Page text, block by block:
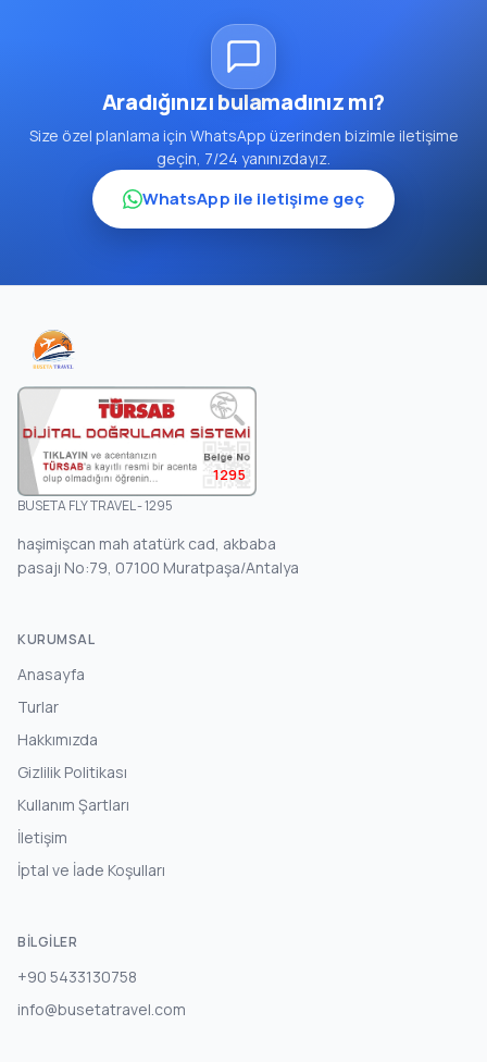
Aradığınızı bulamadınız mı?
Size özel planlama için WhatsApp üzerinden bizimle iletişime
geçin, 7/24 yanınızdayız.
WhatsApp ile iletişime geç
1295
BUSETA FLY TRAVEL - 1295
haşimişcan mah atatürk cad, akbaba
pasajı No:79, 07100 Muratpaşa/Antalya
KURUMSAL
Anasayfa
Turlar
Hakkımızda
Gizlilik Politikası
Kullanım Şartları
İletişim
İptal ve İade Koşulları
BILGILER
+90 5433130758
info@busetatravel.com